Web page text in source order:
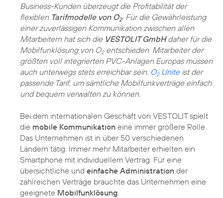
Business-Kunden überzeugt die Profitabilität der
flexiblen Tarifmodelle von O2. Für die Gewährleistung
einer zuverlässigen Kommunikation zwischen allen
Mitarbeitern hat sich die VESTOLIT GmbHdaher für die
Mobilfunklösung von O2entschieden. Mitarbeiter der
größten voll integrierten PVC-Anlagen Europas müssen
auch unterwegs stets erreichbar sein. O2Uniteist der
passende Tarif, um sämtliche Mobilfunkverträge einfach
und bequem verwalten zu können.
Bei dem internationalen Geschäft von VESTOLIT spielt
die mobile Kommunikation eine immer größere Rolle.
Das Unternehmen ist in über 50 verschiedenen
Ländern tätig. Immer mehr Mitarbeiter erhielten ein
Smartphone mit individuellem Vertrag. Für eine
übersichtliche und einfache Administration der
zahlreichen Verträge brauchte das Unternehmen eine
geeignete Mobilfunklösung